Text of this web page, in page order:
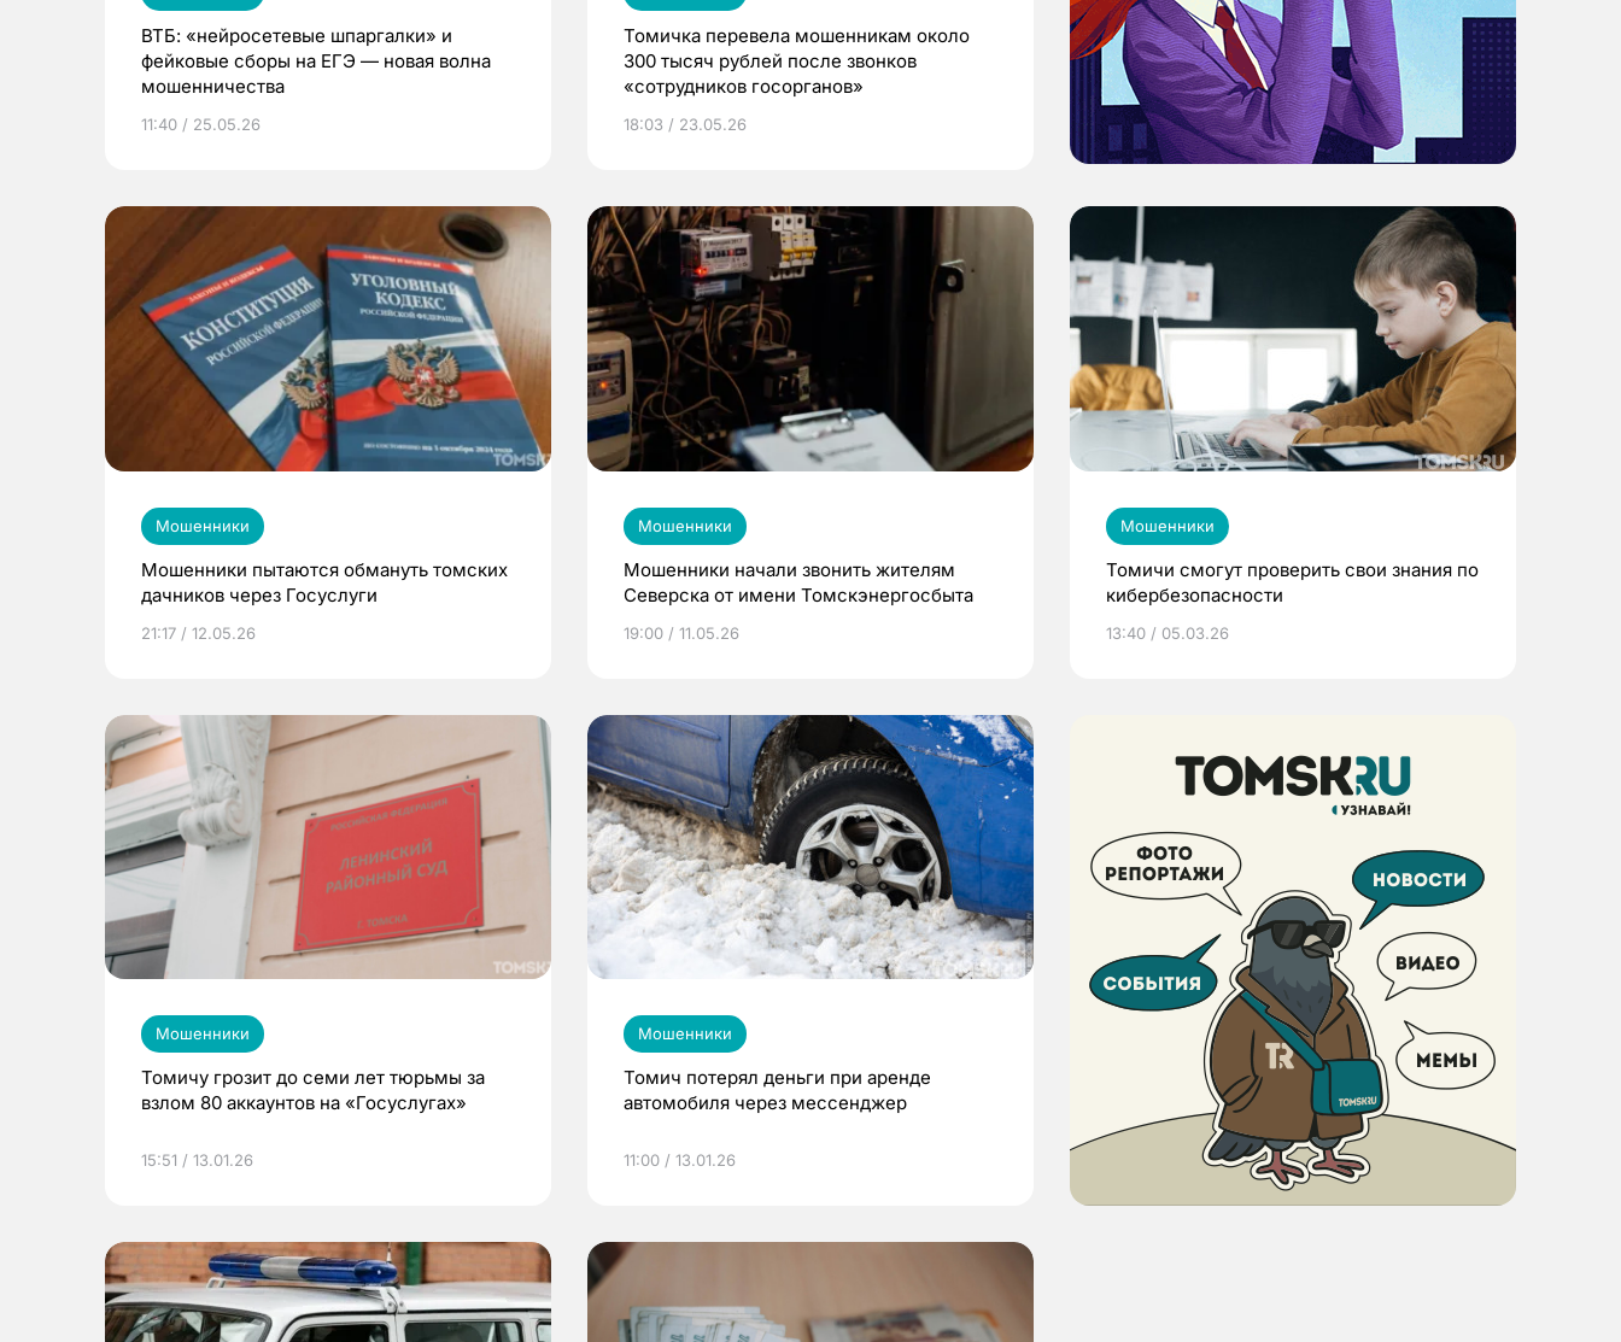
ВТБ: «нейросетевые шпаргалки» и
фейковые сборы на ЕГЭ — новая волна
мошенничества
11:40 / 25.05.26
Томичка перевела мошенникам около
300 тысяч рублей после звонков
«сотрудников госорганов»
18:03 / 23.05.26
Мошенники
Мошенники пытаются обмануть томских
дачников через Госуслуги
21:17 / 12.05.26
Мошенники
Мошенники начали звонить жителям
Северска от имени Томскэнергосбыта
19:00 / 11.05.26
Мошенники
Томичи смогут проверить свои знания по
кибербезопасности
13:40 / 05.03.26
Мошенники
Томичу грозит до семи лет тюрьмы за
взлом 80 аккаунтов на «Госуслугах»
15:51 / 13.01.26
Мошенники
Томич потерял деньги при аренде
автомобиля через мессенджер
11:00 / 13.01.26